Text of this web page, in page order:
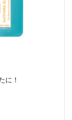
に！